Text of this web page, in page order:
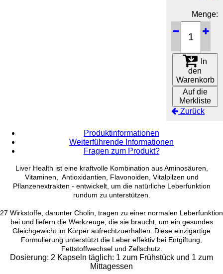
Menge:
In
den
Warenkorb
Auf die
Merkliste
Zurück
Produktinformationen
Weiterführende Informationen
Fragen zum Produkt?
Liver Health ist eine kraftvolle Kombination aus Aminosäuren,
Vitaminen, Antioxidantien, Flavonoiden, Vitalpilzen und
Pflanzenextrakten - entwickelt, um die natürliche Leberfunktion
rundum zu unterstützen.
27 Wirkstoffe, darunter Cholin, tragen zu einer normalen Leberfunktion
bei und liefern die Werkzeuge, die sie braucht, um ein gesundes
Gleichgewicht im Körper aufrechtzuerhalten. Diese einzigartige
Formulierung unterstützt die Leber effektiv bei Entgiftung,
Fettstoffwechsel und Zellschutz.
Dosierung: 2 Kapseln täglich: 1 zum Frühstück und 1 zum
Mittagessen